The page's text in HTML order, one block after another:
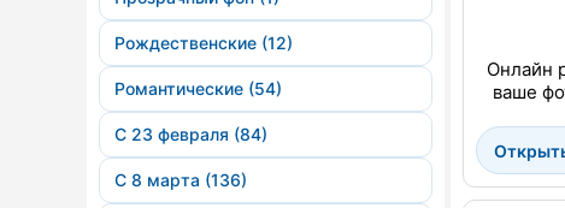
Рождественские (12)
Романтические (54)
С 23 февраля (84)
С 8 марта (136)
Онлайн
ваше